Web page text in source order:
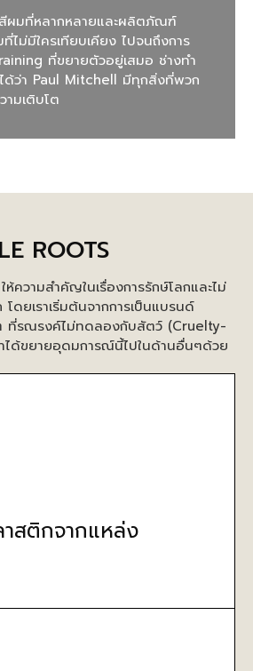
ผมที่หลากหลายและผลิตภัณฑ์
ไม่มีใครเทียบเคียง ไปจนถึงการ
ที่ขยายตัวอยู่เสมอ ช่างทำ
ได้ว่า Paul Mitchell มีทุกสิ่งที่พวก
ามเติบโต
ROOTS
ความสำคัญในเรื่องการรักษ์โลกและไม่
ดยเราเริ่มต้นจากการเป็นแบรนด์
ที่รณรงค์ไม่ทดลองกับสัตว์ (Cruelty-
ได้ขยายอุดมการณ์นี้ไปในด้านอื่นๆด้วย
สติกจากแหล่ง